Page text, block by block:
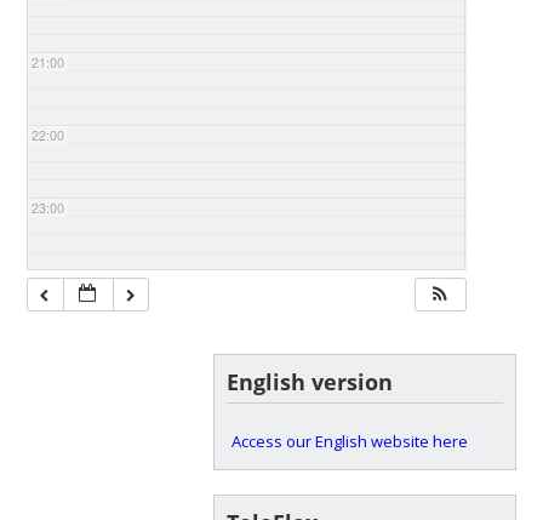
21:00
22:00
23:00
English version
Access our English website here